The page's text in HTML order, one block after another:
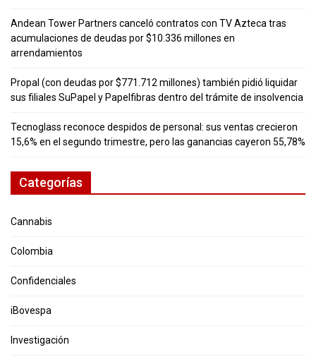
Andean Tower Partners canceló contratos con TV Azteca tras
acumulaciones de deudas por $10.336 millones en
arrendamientos
Propal (con deudas por $771.712 millones) también pidió liquidar
sus filiales SuPapel y Papelfibras dentro del trámite de insolvencia
Tecnoglass reconoce despidos de personal: sus ventas crecieron
15,6% en el segundo trimestre, pero las ganancias cayeron 55,78%
Categorías
Cannabis
Colombia
Confidenciales
iBovespa
Investigación